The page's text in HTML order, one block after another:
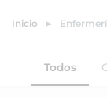
Inicio
Todos